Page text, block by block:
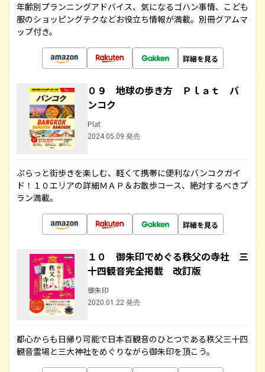
年齢別プランニングアドバイス、気になるゴハン事情、こども
服のショッピングテクなどお役立ち情報が満載。別冊グアムマ
ップ付き。
詳細を見る
０９ 地球の歩き方 Ｐｌａｔ バ
ンコク
Plat
2024.05.09 発売
ぷらっと街歩きを楽しむ、軽くて携帯に便利なバンコクガイ
ド！１０エリアの詳細ＭＡＰ＆お散歩コース、絶対するべきプ
ラン満載。
詳細を見る
１０ 御朱印でめぐる秩父の寺社 三
十四観音完全掲載 改訂版
御朱印
2020.01.22 発売
都心からも日帰り可能で日本百観音のひとつである秩父三十四
観音霊場と三大神社をめぐりながら御朱印を頂こう。